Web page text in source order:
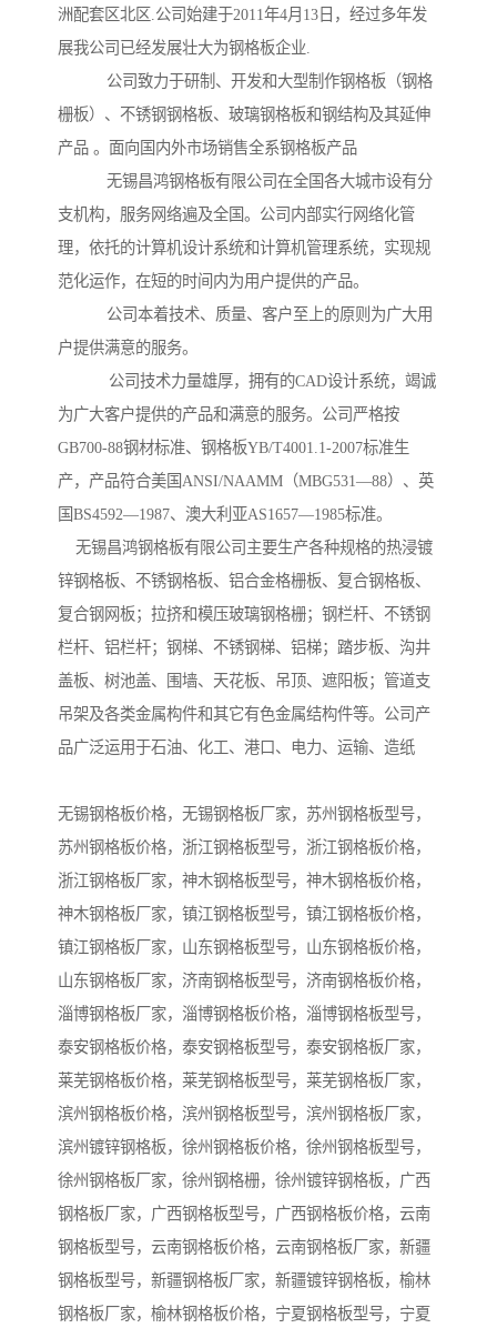
洲配套区北区.公司始建于2011年4月13日，经过多年发
展我公司已经发展壮大为钢格板企业.
公司致力于研制、开发和大型制作钢格板（钢格
栅板）、不锈钢钢格板、玻璃钢格板和钢结构及其延伸
产品 。面向国内外市场销售全系钢格板产品
无锡昌鸿钢格板有限公司在全国各大城市设有分
支机构，服务网络遍及全国。公司内部实行网络化管
理，依托的计算机设计系统和计算机管理系统，实现规
范化运作，在短的时间内为用户提供的产品。
公司本着技术、质量、客户至上的原则为广大用
户提供满意的服务。
公司技术力量雄厚，拥有的CAD设计系统，竭诚
为广大客户提供的产品和满意的服务。公司严格按
GB700-88钢材标准、钢格板YB/T4001.1-2007标准生
产，产品符合美国ANSI/NAAMM（MBG531—88）、英
国BS4592—1987、澳大利亚AS1657—1985标准。
无锡昌鸿钢格板有限公司主要生产各种规格的热浸镀
锌钢格板、不锈钢格板、铝合金格栅板、复合钢格板、
复合钢网板；拉挤和模压玻璃钢格栅；钢栏杆、不锈钢
栏杆、铝栏杆；钢梯、不锈钢梯、铝梯；踏步板、沟井
盖板、树池盖、围墙、天花板、吊顶、遮阳板；管道支
吊架及各类金属构件和其它有色金属结构件等。公司产
品广泛运用于石油、化工、港口、电力、运输、造纸
无锡钢格板价格，无锡钢格板厂家，苏州钢格板型号，
苏州钢格板价格，浙江钢格板型号，浙江钢格板价格，
浙江钢格板厂家，神木钢格板型号，神木钢格板价格，
神木钢格板厂家，镇江钢格板型号，镇江钢格板价格，
镇江钢格板厂家，山东钢格板型号，山东钢格板价格，
山东钢格板厂家，济南钢格板型号，济南钢格板价格，
淄博钢格板厂家，淄博钢格板价格，淄博钢格板型号，
泰安钢格板价格，泰安钢格板型号，泰安钢格板厂家，
莱芜钢格板价格，莱芜钢格板型号，莱芜钢格板厂家，
滨州钢格板价格，滨州钢格板型号，滨州钢格板厂家，
滨州镀锌钢格板，徐州钢格板价格，徐州钢格板型号，
徐州钢格板厂家，徐州钢格栅，徐州镀锌钢格板，广西
钢格板厂家，广西钢格板型号，广西钢格板价格，云南
钢格板型号，云南钢格板价格，云南钢格板厂家，新疆
钢格板型号，新疆钢格板厂家，新疆镀锌钢格板，榆林
钢格板厂家，榆林钢格板价格，宁夏钢格板型号，宁夏